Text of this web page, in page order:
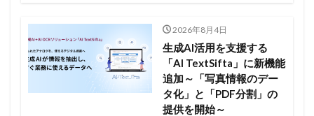
2026年8月4日
生成AI活用を支援する
「AI TextSifta」に新機能
追加～「写真情報のデー
タ化」と「PDF分割」の
提供を開始～